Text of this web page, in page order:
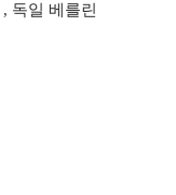
독일 베를린